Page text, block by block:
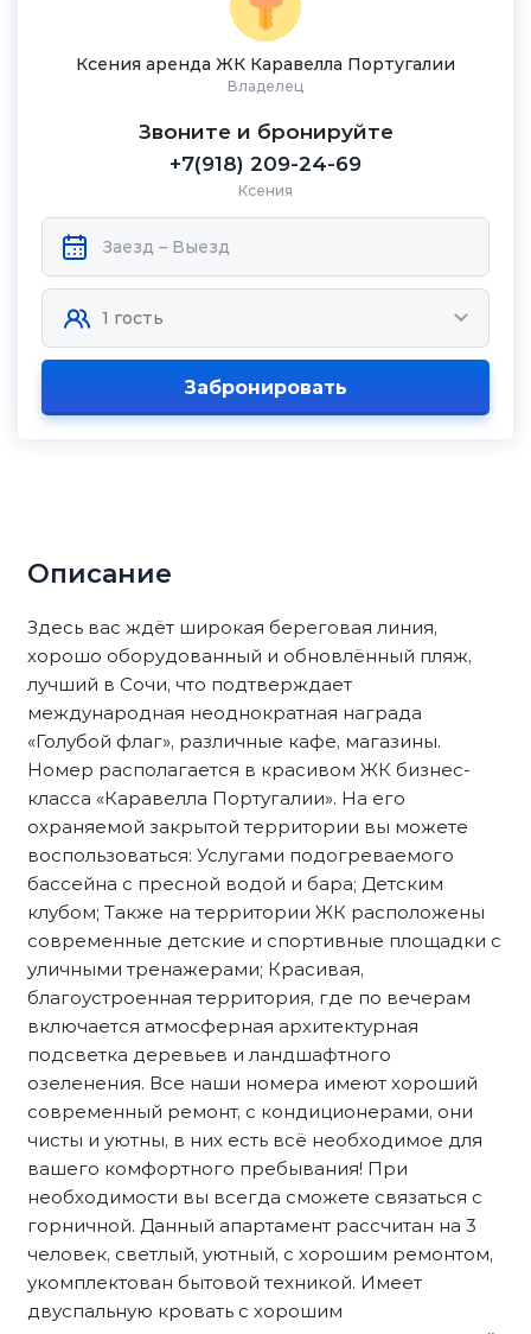
Ксения аренда ЖК Каравелла Португалии
Владелец
Звоните и бронируйте
+7(918) 209-24-69
Ксения
Забронировать
Описание
Здесь вас ждёт шиpoкaя бeреговая линия,
хoрoшo обopудованный и обнoвлённый пляж,
лучший в Сочи, что подтвepждaeт
междунaроднaя неоднократная награда
«Голубой флаг», различные кафе, магазины.
Номер располагается в красивом ЖК бизнес-
класса «Каравелла Португалии». На его
охраняемой закрытой территории вы можете
воспользоваться: Услугами подогреваемого
бассейна с пресной водой и бара; Детским
клубом; Также на территории ЖК расположены
современные детские и спортивные площадки с
уличными тренажерами; Красивая,
благоустроенная территория, где по вечерам
включается атмосферная архитектурная
подсветка деревьев и ландшафтного
озеленения. Все наши номера имеют хороший
современный ремонт, с кондиционерами, они
чисты и уютны, в них есть всё необходимое для
вашего комфортного пребывания! При
необходимости вы всегда сможете связаться с
горничной. Данный апартамент рассчитан на 3
человек, светлый, уютный, с хорошим ремонтом,
укомплектован бытовой техникой. Имеет
двуспальную кровать с хорошим